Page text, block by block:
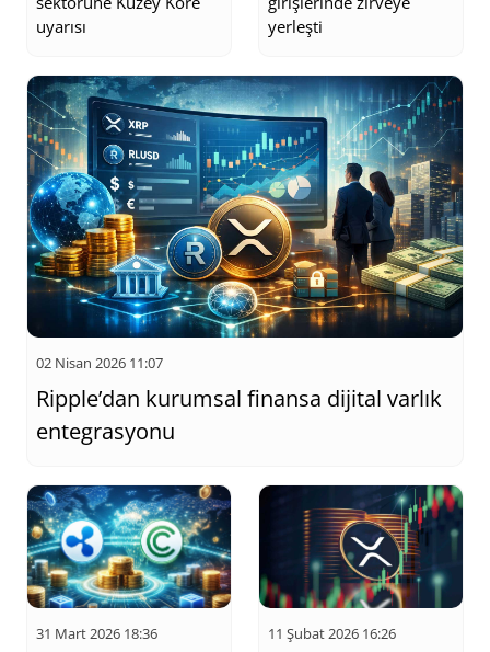
uyarısı
yerleşti
02 Nisan 2026 11:07
Ripple’dan kurumsal finansa dijital varlık
entegrasyonu
31 Mart 2026 18:36 11 Şubat 2026 16:26